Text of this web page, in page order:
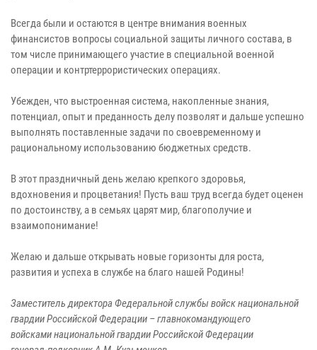
Всегда были и остаются в центре внимания военных
финансистов вопросы социальной защиты личного состава, в
том числе принимающего участие в специальной военной
операции и контртеррористических операциях.
Убежден, что выстроенная система, накопленные знания,
потенциал, опыт и преданность делу позволят и дальше успешно
выполнять поставленные задачи по своевременному и
рациональному использованию бюджетных средств.
В этот праздничный день желаю крепкого здоровья,
вдохновения и процветания! Пусть ваш труд всегда будет оценен
по достоинству, а в семьях царят мир, благополучие и
взаимопонимание!
Желаю и дальше открывать новые горизонты для роста,
развития и успеха в службе на благо нашей Родины!
Заместитель директора Федеральной службы войск национальной
гвардии Российской Федерации – главнокомандующего
войсками национальной гвардии Российской Федерации